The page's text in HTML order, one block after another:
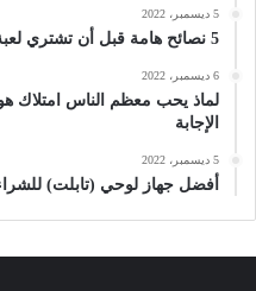
5 ديسمبر، 2022
5 نصائح هامة قبل أن تشتري لعبة لطفلك
6 ديسمبر، 2022
لماذ يحب معظم الناس امتلاك
الإجابة
5 ديسمبر، 2022
أفضل جهاز لوحي (تابلت) للشراء